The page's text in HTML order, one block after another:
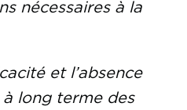
nécessaires à la
et l’absence
à long terme des